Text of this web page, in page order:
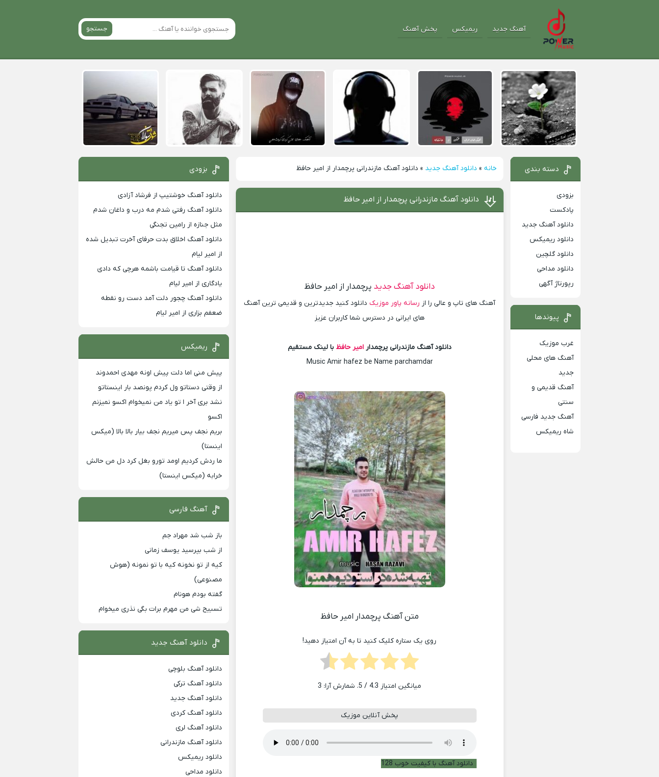
آهنگ جدید ریمیکس پخش آهنگ جستجو
خانه » دانلود آهنگ جدید » دانلود آهنگ مازندرانی پرچمدار از امیر حافظ
دانلود آهنگ مازندرانی پرچمدار از امیر حافظ
دانلود آهنگ جدید پرچمدار از امیر حافظ
آهنگ های تاپ و عالی را از رسانه پاور موزیک دانلود کنید جدیدترین و قدیمی ترین آهنگ
های ایرانی در دسترس شما کاربران عزیز
دانلود آهنگ مازندرانی پرچمدارامیر حافظ با لینک مستقیم
Music Amir hafez be Name parchamdar
متن آهنگ پرچمدار امیر حافظ
روی یک ستاره کلیک کنید تا به آن امتیاز دهید!
میانگین امتیاز 4.3 / 5. شمارش آرا: 3
پخش آنلاین موزیک
دانلود آهنگ با کیفیت خوب 128
دسته بندی
بزودی
پادکست
دانلود آهنگ جدید
دانلود ریمیکس
دانلود گلچین
دانلود مداحی
رپورتاژ آگهی
پیوندها
غرب موزیک
آهنگ های محلی
جدید
آهنگ قدیمی و
سنتی
آهنگ جدید فارسی
شاه ریمیکس
بزودی
دانلود آهنگ خوشتیپ از فرشاد آزادی
دانلود آهنگ رفتی شدم مه درب و داغان شدم
مثل جنازه از رامین تجنگی
دانلود آهنگ اخلاق بدت حرفای آخرت تبدیل شده
از امیر لیام
دانلود آهنگ تا قیامت باشمه هرچی که دادی
یادگاری از امیر لیام
دانلود آهنگ چجور دلت آمد دست رو نقطه
ضعفم بزاری از امیر لیام
ریمیکس
پیش منی اما دلت پیش اونه مهدی احمدوند
از وقتی دستاتو ول کردم پونصد بار اینستاتو
نشد بری آخر ا تو یاد من نمیخوام اکسو نمیزنم
اکسو
بریم نجف پس میریم نجف بیار بالا بالا (میکس
اینستا)
ما ردش کردیم اومد تورو بغل کرد دل من حالش
خرابه (میکس اینستا)
آهنگ فارسی
باز شب شد مهراد جم
از شب بپرسید یوسف زمانی
کیه از تو نخونه کیه با تو نمونه (هوش
مصنوعی)
گفته بودم هونام
تسبیح شی من مهرم برات بگی نذری میخوام
دانلود آهنگ جدید
دانلود آهنگ بلوچی
دانلود آهنگ ترکی
دانلود آهنگ جدید
دانلود آهنگ کردی
دانلود آهنگ لری
دانلود آهنگ مازندرانی
دانلود ریمیکس
دانلود مداحی